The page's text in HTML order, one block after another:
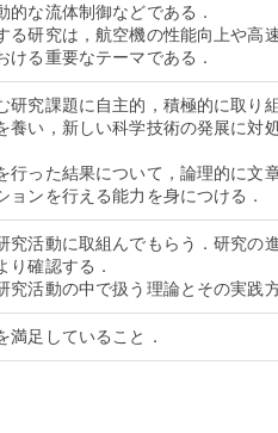
的な流体制御などである．
る研究は，航空機の性能向上や高
研究課題に自主的，積極的に取り
養い，新しい科学技術の発展に対
行った結果について，論理的に文
究活動に取組んでもらう．研究の
り確認する．